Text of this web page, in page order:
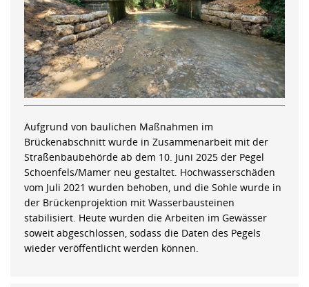
Aufgrund von baulichen Maßnahmen im
Brückenabschnitt wurde in Zusammenarbeit mit der
Straßenbaubehörde ab dem 10. Juni 2025 der Pegel
Schoenfels/Mamer neu gestaltet. Hochwasserschäden
vom Juli 2021 wurden behoben, und die Sohle wurde in
der Brückenprojektion mit Wasserbausteinen
stabilisiert. Heute wurden die Arbeiten im Gewässer
soweit abgeschlossen, sodass die Daten des Pegels
wieder veröffentlicht werden können.